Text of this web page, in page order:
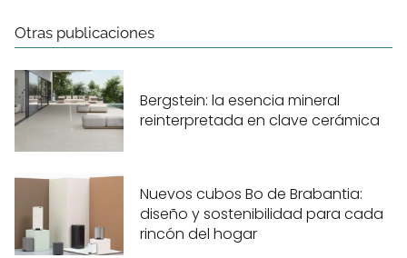
Otras publicaciones
Bergstein: la esencia mineral
reinterpretada en clave cerámica
Nuevos cubos Bo de Brabantia:
diseño y sostenibilidad para cada
rincón del hogar